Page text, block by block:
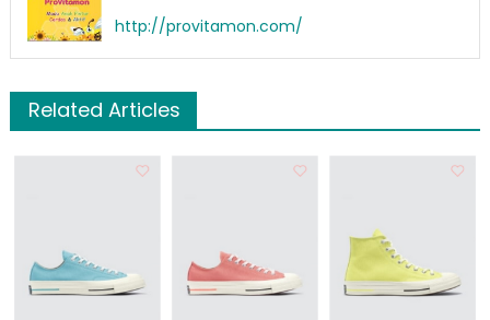
http://provitamon.com/
Related Articles